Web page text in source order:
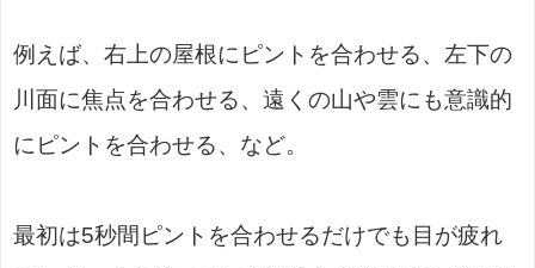
例えば、右上の屋根にピントを合わせる、左下の
川面に焦点を合わせる、遠くの山や雲にも意識的
にピントを合わせる、など。
最初は5秒間ピントを合わせるだけでも目が疲れ